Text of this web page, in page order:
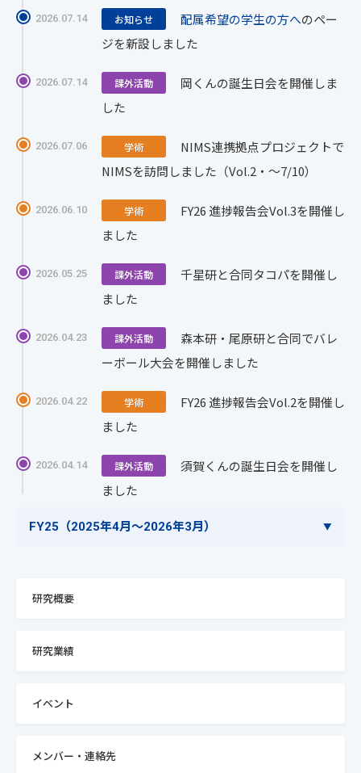
2026.07.14 お知らせ 配属希望の学生の方へのペー
ジを新設しました
2026.07.14 課外活動
岡くんの誕生日会を開催しま
した
2026.07.06 学術
NIMS連携拠点プロジェクトで
NIMSを訪問しました（Vol.2・〜7/10）
2026.06.10 学術
FY26 進捗報告会Vol.3を開催し
ました
2026.05.25 課外活動
千星研と合同タコパを開催し
ました
2026.04.23 課外活動
森本研・尾原研と合同でバレ
ーボール大会を開催しました
2026.04.22 学術
FY26 進捗報告会Vol.2を開催し
ました
2026.04.14 課外活動
須賀くんの誕生日会を開催し
ました
FY25（2025年4月〜2026年3月）
研究概要
研究業績
イベント
メンバー・連絡先